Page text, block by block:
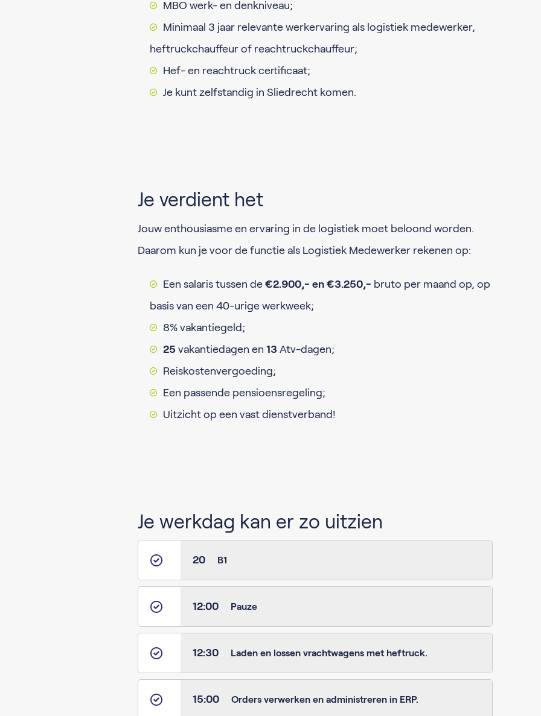
MBO werk- en denkniveau;
Minimaal 3 jaar relevante werkervaring als logistiek medewerker,
heftruckchauffeur of reachtruckchauffeur;
Hef- en reachtruck certificaat;
Je kunt zelfstandig in Sliedrecht komen.
Je verdient het
Jouw enthousiasme en ervaring in de logistiek moet beloond worden.
Daarom kun je voor de functie als Logistiek Medewerker rekenen op:
Een salaris tussen de €2.900,- en €3.250,- bruto per maand op, op
basis van een 40-urige werkweek;
8% vakantiegeld;
25 vakantiedagen en 13 Atv-dagen;
Reiskostenvergoeding;
Een passende pensioensregeling;
Uitzicht op een vast dienstverband!
Je werkdag kan er zo uitzien
20 B1
12:00 Pauze
12:30 Laden en lossen vrachtwagens met heftruck.
15:00 Orders verwerken en administreren in ERP.